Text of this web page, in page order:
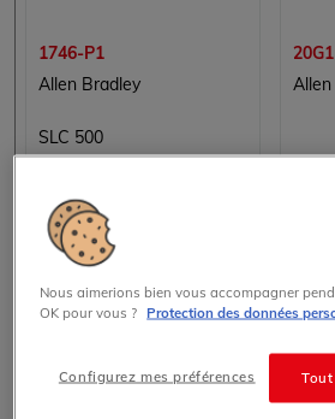
1746-P1
Allen Bradley
SLC 500
285.00 € HT prix tarif
En
Nous aimerions bien vous accompagner
OK pour vous ? Protection des données
Configurez mes préférences